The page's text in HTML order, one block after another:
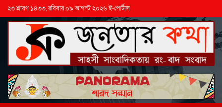
২৩ শ্রাবণ ১৪৩৩, রবিবার ০৯ আগস্ট ২০২৬ ই-পোর্টাল